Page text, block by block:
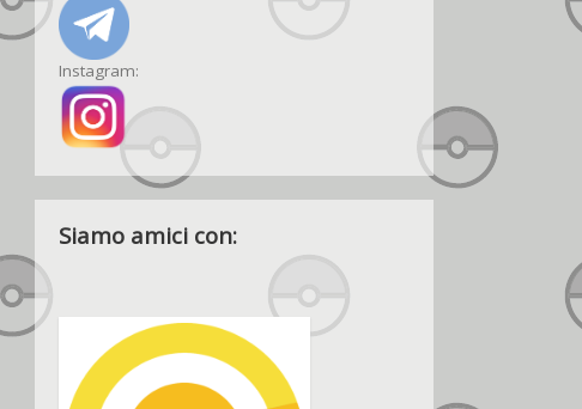
Instagram:
Siamo amici con: